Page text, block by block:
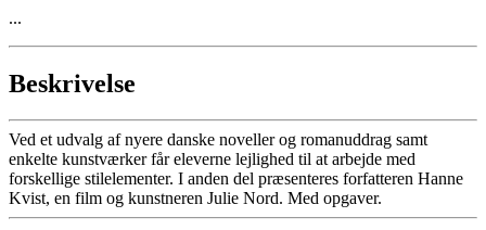
...
Beskrivelse
Ved et udvalg af nyere danske noveller og romanuddrag samt
enkelte kunstværker får eleverne lejlighed til at arbejde med
forskellige stilelementer. I anden del præsenteres forfatteren Hanne
Kvist, en film og kunstneren Julie Nord. Med opgaver.